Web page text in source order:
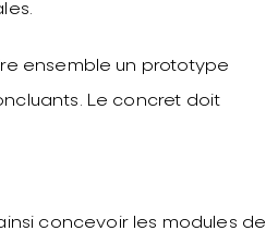
ensemble un prototype
Le concret doit
concevoir les modules de